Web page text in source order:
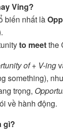
Ving?
biến nhất là
to meetthe
of + V-ing
something),
trọng,
về hành động.
gì?